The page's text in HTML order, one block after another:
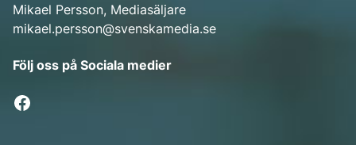
Mikael Persson, Mediasäljare
mikael.persson@svenskamedia.se
Följ oss på Sociala medier